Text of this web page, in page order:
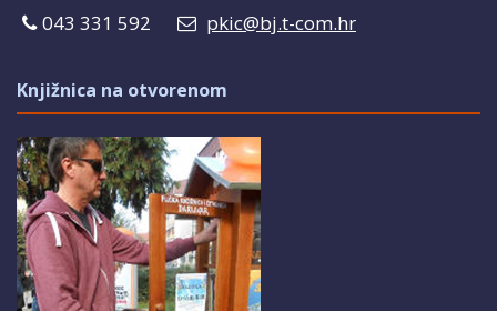
043 331 592
pkic@bj.t-com.hr
Knjižnica na otvorenom